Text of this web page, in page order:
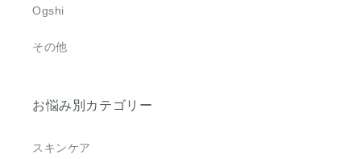
Ogshi
その他
お悩み別カテゴリー
スキンケア